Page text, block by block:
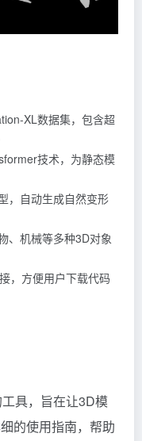
XL数据集，包含超
技术，为静态模
，自动生成自然变形
、机械等多种3D对象
，方便用户下载代码
具，旨在让3D模
的使用指南，帮助